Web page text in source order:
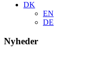
DK
EN
DE
Nyheder